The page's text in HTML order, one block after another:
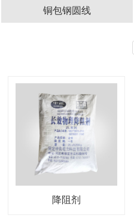
铜包钢圆线
降阻剂